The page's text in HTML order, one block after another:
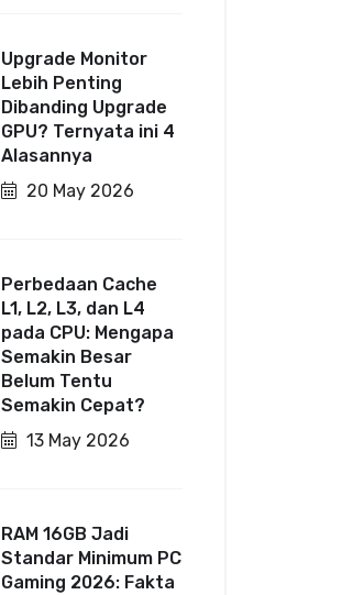
Upgrade Monitor
Lebih Penting
Dibanding Upgrade
GPU? Ternyata ini 4
Alasannya
20 May 2026
Perbedaan Cache
L1, L2, L3, dan L4
pada CPU: Mengapa
Semakin Besar
Belum Tentu
Semakin Cepat?
13 May 2026
RAM 16GB Jadi
Standar Minimum PC
Gaming 2026: Fakta